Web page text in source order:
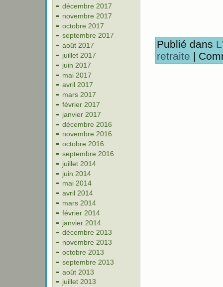
décembre 2017
novembre 2017
octobre 2017
septembre 2017
août 2017
juillet 2017
juin 2017
mai 2017
avril 2017
mars 2017
février 2017
janvier 2017
décembre 2016
novembre 2016
octobre 2016
septembre 2016
juillet 2014
juin 2014
mai 2014
avril 2014
mars 2014
février 2014
janvier 2014
décembre 2013
novembre 2013
octobre 2013
septembre 2013
août 2013
juillet 2013
Publié dans
retraite |